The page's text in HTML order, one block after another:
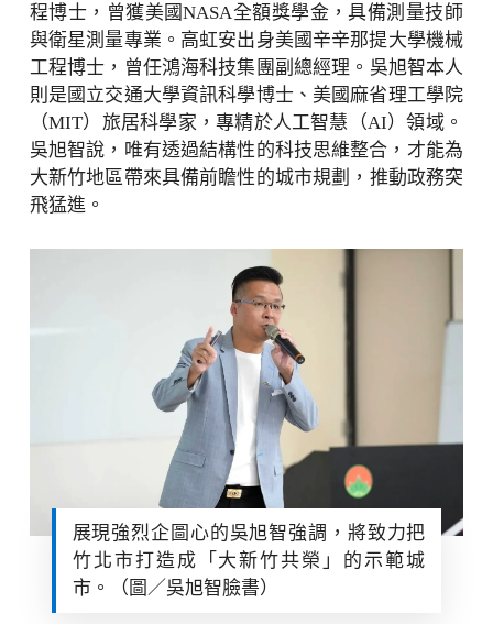
程博士，曾獲美國NASA全額獎學金，具備測量技師
與衛星測量專業。高虹安出身美國辛辛那提大學機械
工程博士，曾任鴻海科技集團副總經理。吳旭智本人
則是國立交通大學資訊科學博士、美國麻省理工學院
（MIT）旅居科學家，專精於人工智慧（AI）領域。
吳旭智說， 唯有透過結構性的科技思維整合， 才能為
大新竹地區帶來具備前瞻性的城市規劃，推動政務突
飛猛進。
展現強烈企圖心的吳旭智強調，將致力把
竹北市打造成「大新竹共榮」的示範城
市。（圖／吳旭智臉書）